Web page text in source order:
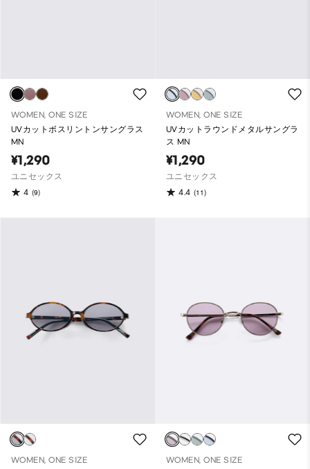
WOMEN, ONE SIZE
UVカットボスリントンサングラス
MN
¥1,290
ユニセックス
4 (9)
WOMEN, ONE SIZE
UVカットラウンドメタルサングラ
ス MN
¥1,290
ユニセックス
4.4 (11)
WOMEN, ONE SIZE
WOMEN, ONE SIZE